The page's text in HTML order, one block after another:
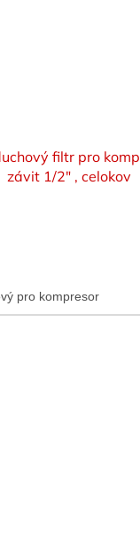
filtr pro
závit 1/2" , celokov
pro kompresor